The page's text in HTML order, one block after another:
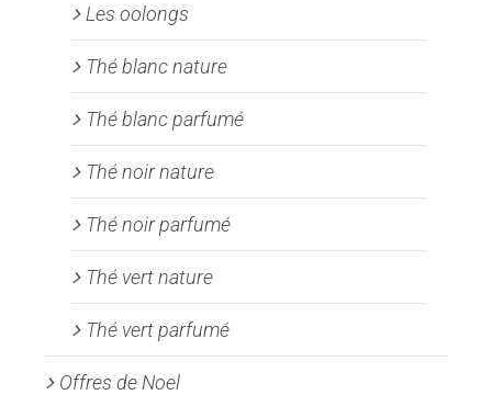
Les oolongs
Thé blanc nature
Thé blanc parfumé
Thé noir nature
Thé noir parfumé
Thé vert nature
Thé vert parfumé
Offres de Noel